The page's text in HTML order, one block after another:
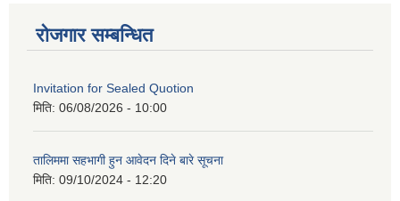
रोजगार सम्बन्धित
Invitation for Sealed Quotion
मिति: 06/08/2026 - 10:00
तालिममा सहभागी हुन आवेदन दिने बारे सूचना
मिति: 09/10/2024 - 12:20